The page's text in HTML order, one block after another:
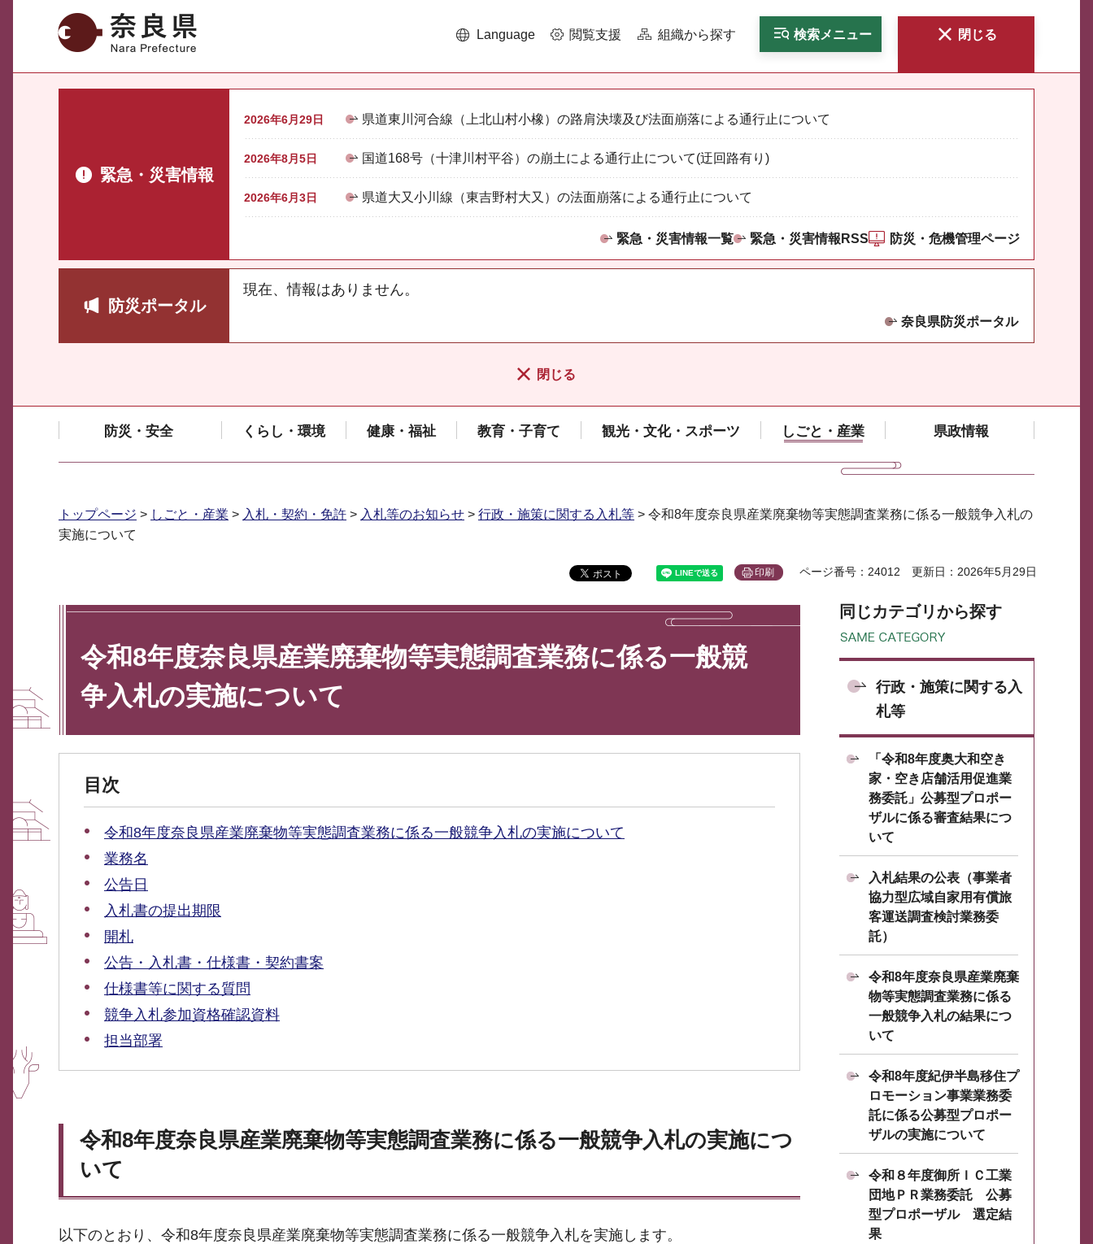
奈良県 Language 閲覧支援 組織から探す 検索メニュー 閉じる
緊急・災害情報
2026年6月29日 県道東川河合線（上北山村小橡）の路肩決壊及び法面崩落による通行止について
2026年8月5日 国道168号（十津川村平谷）の崩土による通行止について(迂回路有り)
2026年6月3日 県道大又小川線（東吉野村大又）の法面崩落による通行止について
緊急・災害情報一覧 緊急・災害情報RSS 防災・危機管理ページ
防災ポータル
現在、情報はありません。
奈良県防災ポータル
閉じる
防災・安全 くらし・環境 健康・福祉 教育・子育て 観光・文化・スポーツ しごと・産業 県政情報
トップページ > しごと・産業 > 入札・契約・免許 > 入札等のお知らせ > 行政・施策に関する入札等 > 令和8年度奈良県産業廃棄物等実態調査業務に係る一般競争入札の
実施について
印刷 ページ番号：24012 更新日：2026年5月29日
令和8年度奈良県産業廃棄物等実態調査業務に係る一般競
争入札の実施について
目次
令和8年度奈良県産業廃棄物等実態調査業務に係る一般競争入札の実施について
業務名
公告日
入札書の提出期限
開札
公告・入札書・仕様書・契約書案
仕様書等に関する質問
競争入札参加資格確認資料
担当部署
令和8年度奈良県産業廃棄物等実態調査業務に係る一般競争入札の実施につ
いて
以下のとおり、令和8年度奈良県産業廃棄物等実態調査業務に係る一般競争入札を実施します。
同じカテゴリから探す
行政・施策に関する入
札等
「令和8年度奥大和空き
家・空き店舗活用促進業
務委託」公募型プロポー
ザルに係る審査結果につ
いて
入札結果の公表（事業者
協力型広域自家用有償旅
客運送調査検討業務委
託）
令和8年度奈良県産業廃棄
物等実態調査業務に係る
一般競争入札の結果につ
いて
令和8年度紀伊半島移住プ
ロモーション事業業務委
託に係る公募型プロポー
ザルの実施について
令和８年度御所ＩＣ工業
団地ＰＲ業務委託 公募
型プロポーザル 選定結
果